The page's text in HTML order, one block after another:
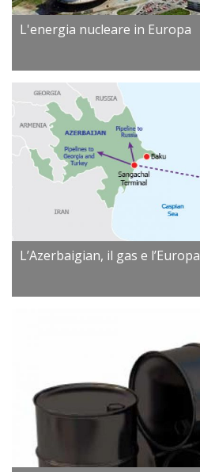
L'energia nucleare in Europa
L’Azerbaigian, il gas e l’Europa